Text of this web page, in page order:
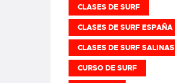
CLASES DE SURF
CLASES DE SURF ESPAÑA
CLASES DE SURF SALINAS
CURSO DE SURF